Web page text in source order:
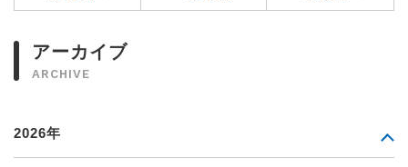
アーカイブ
ARCHIVE
2026年